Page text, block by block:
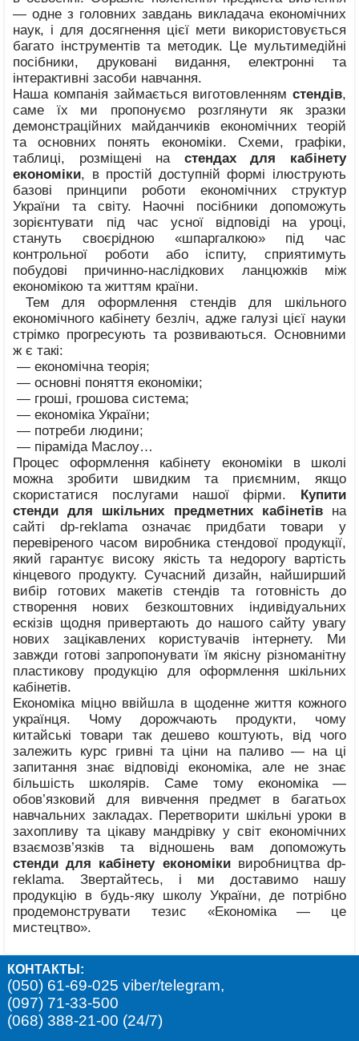
— одне з головних завдань викладача економічних
наук, і для досягнення цієї мети використовується
багато інструментів та методик. Це мультимедійні
посібники, друковані видання, електронні та
інтерактивні засоби навчання.
Наша компанія займається виготовленням стендів,
саме їх ми пропонуємо розглянути як зразки
демонстраційних майданчиків економічних теорій
та основних понять економіки. Схеми, графіки,
таблиці, розміщені на стендах для кабінету
економіки, в простій доступній формі ілюструють
базові принципи роботи економічних структур
України та світу. Наочні посібники допоможуть
зорієнтувати під час усної відповіді на уроці,
стануть своєрідною «шпаргалкою» під час
контрольної роботи або іспиту, сприятимуть
побудові причинно-наслідкових ланцюжків між
економікою та життям країни.
Тем для оформлення стендів для шкільного
економічного кабінету безліч, адже галузі цієї науки
стрімко прогресують та розвиваються. Основними
ж є такі:
— економічна теорія;
— основні поняття економіки;
— гроші, грошова система;
— економіка України;
— потреби людини;
— піраміда Маслоу…
Процес оформлення кабінету економіки в школі
можна зробити швидким та приємним, якщо
скористатися послугами нашої фірми. Купити
стенди для шкільних предметних кабінетів на
сайті dp-reklama означає придбати товари у
перевіреного часом виробника стендової продукції,
який гарантує високу якість та недорогу вартість
кінцевого продукту. Сучасний дизайн, найширший
вибір готових макетів стендів та готовність до
створення нових безкоштовних індивідуальних
ескізів щодня привертають до нашого сайту увагу
нових зацікавлених користувачів інтернету. Ми
завжди готові запропонувати їм якісну різноманітну
пластикову продукцію для оформлення шкільних
кабінетів.
Економіка міцно ввійшла в щоденне життя кожного
українця. Чому дорожчають продукти, чому
китайські товари так дешево коштують, від чого
залежить курс гривні та ціни на паливо — на ці
запитання знає відповіді економіка, але не знає
більшість школярів. Саме тому економіка —
обов’язковий для вивчення предмет в багатьох
навчальних закладах. Перетворити шкільні уроки в
захопливу та цікаву мандрівку у світ економічних
взаємозв’язків та відношень вам допоможуть
стенди для кабінету економікивиробництва dp-
reklama. Звертайтесь, і ми доставимо нашу
продукцію в будь-яку школу України, де потрібно
продемонструвати тезис «Економіка — це
мистецтво».
КОНТАКТЫ:
(050) 61-69-025 viber/telegram,
(097) 71-33-500
(068) 388-21-00 (24/7)